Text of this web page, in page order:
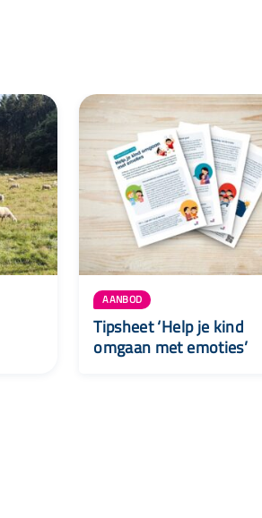
AANBOD
Tipsheet ‘Help je kind
omgaan met emoties’